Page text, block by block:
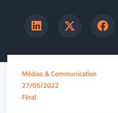
Médias & Communication
27/05/2022
Féral